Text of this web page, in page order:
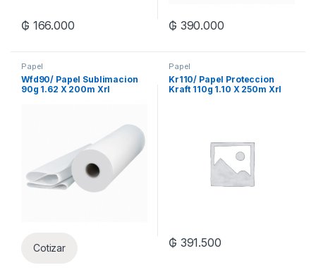
₲ 166.000 ₲ 390.000
Papel
Wfd90/ Papel Sublimacion
90g 1.62 X 200m Xrl
Cotizar
Papel
Kr110/ Papel Proteccion
Kraft 110g 1.10 X 250m Xrl
₲ 391.500